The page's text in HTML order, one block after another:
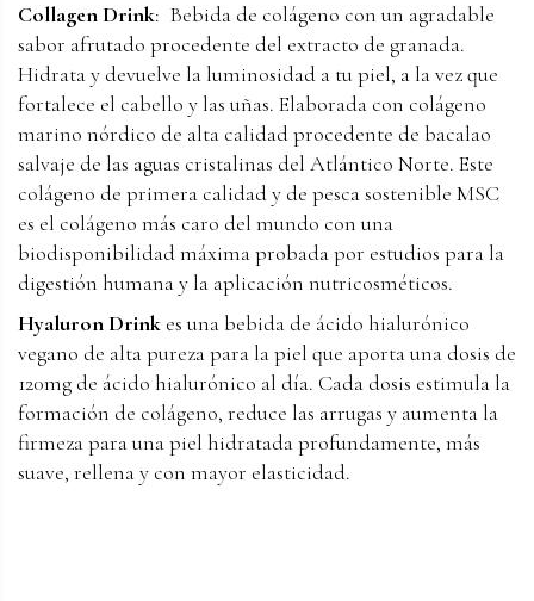
Collagen Drink: Bebida de colágeno con un agradable
sabor afrutado procedente del extracto de granada.
Hidrata y devuelve la luminosidad a tu piel, a la vez que
fortalece el cabello y las uñas. Elaborada con colágeno
marino nórdico de alta calidad procedente de bacalao
salvaje de las aguas cristalinas del Atlántico Norte. Este
colágeno de primera calidad y de pesca sostenible MSC
es el colágeno más caro del mundo con una
biodisponibilidad máxima probada por estudios para la
digestión humana y la aplicación nutricosméticos.
Hyaluron Drink es una bebida de ácido hialurónico
vegano de alta pureza para la piel que aporta una dosis de
120mg de ácido hialurónico al día. Cada dosis estimula la
formación de colágeno, reduce las arrugas y aumenta la
firmeza para una piel hidratada profundamente, más
suave, rellena y con mayor elasticidad.